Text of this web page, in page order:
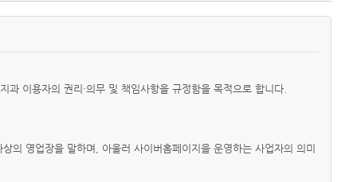
이용자의 권리·의무 및 책임사항을 규정함을 목적으로 합니다.
영업장을 말하며, 아울러 사이버홈페이지을 운영하는 사업자의 의미